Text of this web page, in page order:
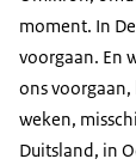
moment. In
voorgaan. En
ons voorgaan,
weken,
Duitsland, in